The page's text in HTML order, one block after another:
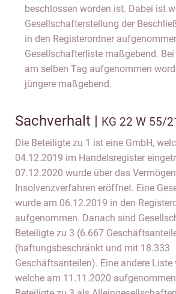
beschlossen worden ist. Dabei ist
Gesellschafterstellung der
in den Registerordner
Gesellschafterliste maßgebend.
am selben Tag aufgenommen
jüngere maßgebend.
Sachverhalt | KG 22 W 55/
Die Beteiligte zu 1 ist eine GmbH,
04.12.2019 im Handelsregister
07.12.2020 wurde über das
Insolvenzverfahren eröffnet. Eine
wurde am 06.12.2019 in den
aufgenommen. Danach sind
Beteiligte zu 3 (6.667
(haftungsbeschränkt und mit 18.333
Geschäftsanteilen). Eine andere
welche am 11.11.2020